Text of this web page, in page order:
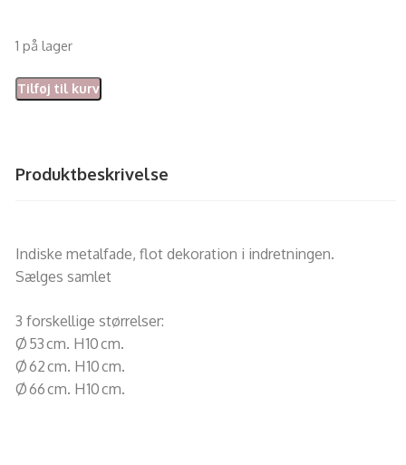
1 på lager
Tilføj til kurv
Produktbeskrivelse
Indiske metalfade, flot dekoration i indretningen.
Sælges samlet
3 forskellige størrelser:
Ø 53 cm. H 10 cm.
Ø 62 cm. H 10 cm.
Ø 66 cm. H 10 cm.